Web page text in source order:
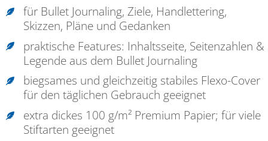
für Bullet Journaling, Ziele, Handlettering,
Skizzen, Pläne und Gedanken
praktische Features: Inhaltsseite, Seitenzahlen &
Legende aus dem Bullet Journaling
biegsames und gleichzeitig stabiles Flexo-Cover
für den täglichen Gebrauch geeignet
extra dickes 100 g/m² Premium Papier; für viele
Stiftarten geeignet